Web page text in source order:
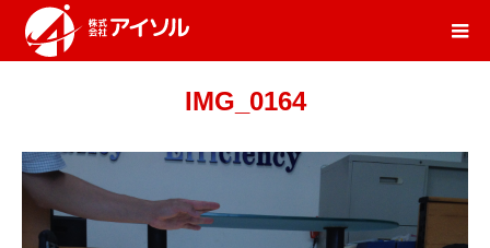
IMG_0164